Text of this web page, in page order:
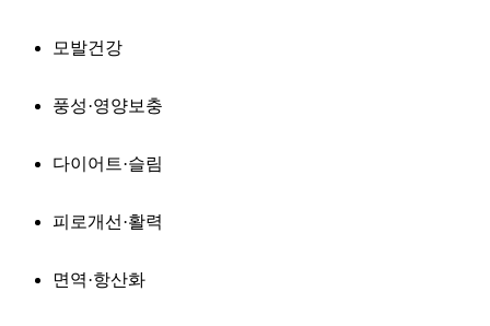
모발건강
풍성·영양보충
다이어트·슬림
피로개선·활력
면역·항산화